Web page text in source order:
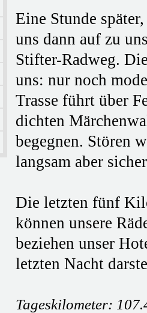
Eine Stunde
uns dann auf zu
Stifter-Radweg.
uns: nur noch
Trasse führt über
dichten
begegnen. Stören
langsam aber
Die letzten fünf
können unsere
beziehen unser
letzten Nacht
Tageskilometer: